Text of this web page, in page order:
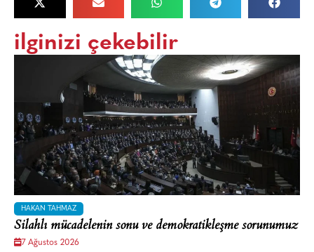
ilginizi çekebilir
HAKAN TAHMAZ
Silahlı mücadelenin sonu ve demokratikleşme sorunumuz
7 Ağustos 2026